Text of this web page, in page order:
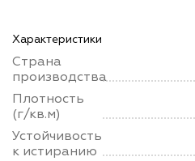
Характеристики
Страна
производства
Плотность
(г/кв.м)
Устойчивость
к истиранию